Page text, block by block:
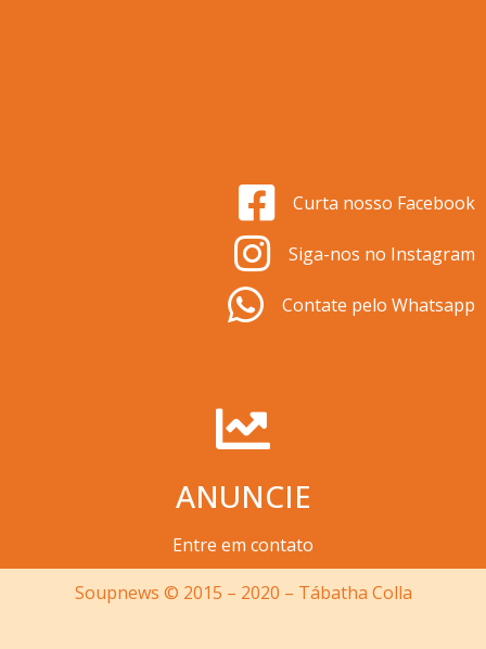
Curta nosso Facebook
Siga-nos no Instagram
Contate pelo Whatsapp
ANUNCIE
Entre em contato
Soupnews © 2015 – 2020 – Tábatha Colla